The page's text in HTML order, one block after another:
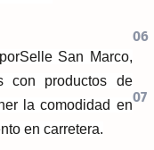
Selle San Marco,
con productos de
la comodidad en
en carretera.